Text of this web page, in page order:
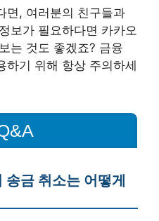
면, 여러분의 친구들과
보가 필요하다면 카카오
는 것도 좋겠죠? 금융
하기 위해 항상 주의하세
송금 취소는 어떻게